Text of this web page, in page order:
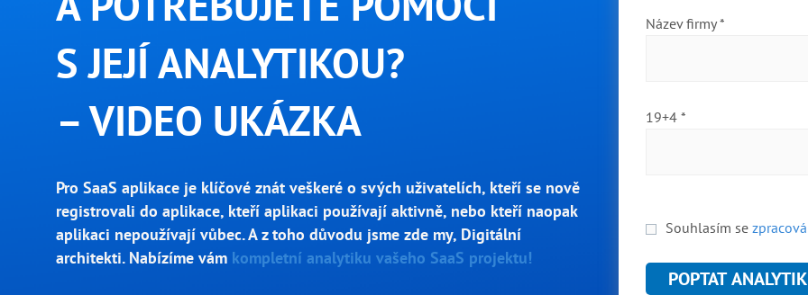
S JEJÍ ANALYTIKOU?
– VIDEO UKÁZKA
Pro SaaS aplikace je klíčové znát veškeré o svých uživatelích, kteří se nově
registrovali do aplikace, kteří aplikaci používají aktivně, nebo kteří naopak
aplikaci nepoužívají vůbec. A z toho důvodu jsme zde my, Digitální
architekti. Nabízíme vám kompletní analytiku vašeho SaaS projektu!
Název firmy *
19+4 *
Souhlasím se